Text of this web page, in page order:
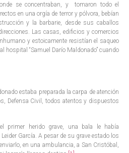
se concentraban, y tomaron todo el
en una orgía de terror y pólvora, bebían
y la barbarie, desde sus caballos
Las casas, edificios y comercios
y estoicamente resistían el saqueo
“Samuel Darío Maldonado” cuando
estaba preparada la carpa de atención
Defensa Civil, todos atentos y dispuestos
el primer herido grave, una bala le había
García. A pesar de su grave estado los
en una ambulancia, a San Cristóbal,